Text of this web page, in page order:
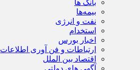
بانک ها
بیمه‌ها
نفت و انرژی
استخدام
اخبار بورس
ارتباطات و فن آوری اطلاعات
اقتصاد بین الملل